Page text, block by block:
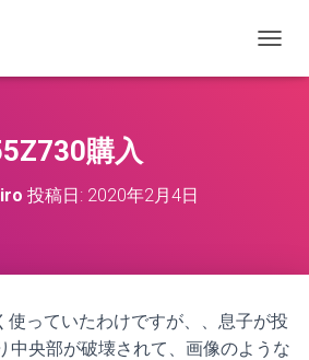
ビ
購入
投稿日: 2020年2月4日
使っていたわけですが、、息子が投
中央部が破壊されて、画像のような